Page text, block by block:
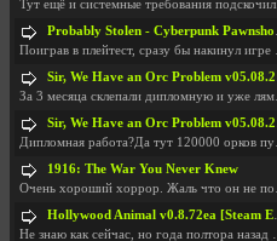
Тут ещё и системные требования подскочили. Если не
Probably Stolen - Cyberpunk Pawnshop Simulator v048c [Playtest]
Поиграв в плейтест, сразу бы накинул игре наивысши
Sir, We Have an Orc Problem v05.08.2026
За 3 месяца склепали дипломную и уже лям двести ба
Sir, We Have an Orc Problem v05.08.2026
Дипломная работа?Да тут 120000 орков путь выбирают
1916: The War You Never Knew
Очень хороший хоррор. Жаль что он не получил должн
Hollywood Animal v0.8.72ea [Steam Early Access]
Не знаю как сейчас, но года полтора назад игра был